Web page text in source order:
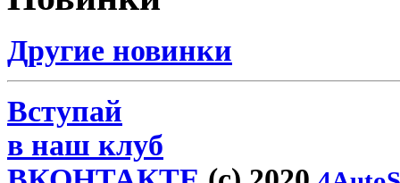
Другие новинки
Вступай
в наш клуб